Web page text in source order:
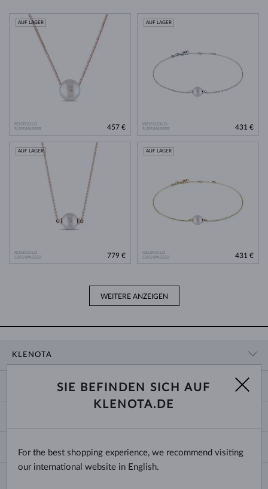
ROSÉGOLD
SÜSSWASSER
AUF LAGER
457 €
WEISSGOLD
SÜSSWASSER
AUF LAGER
431 €
ROSÉGOLD
SÜSSWASSER
AUF LAGER
779 €
GELBGOLD
SÜSSWASSER
AUF LAGER
431 €
WEITERE ANZEIGEN
KLENOTA
BLOG
ZAHLUNG UND VERSAND
TRAURINGE AUSWÄHLEN
ECHTHEITSZERTIFIKATE
KETTENGRÖSSEN UND -ARTEN
ARMBANDGRÖSSEN
Deutschland & Österreich
SIE BEFINDEN SICH AUF
KLENOTA.DE
For the best shopping experience, we recommend visiting
our international website in English.